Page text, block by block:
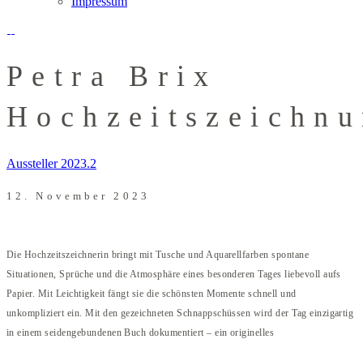
Petra Brix
Aussteller 2023.2
12. November 2023
Die Hochzeitszeichnerin bringt mit Tusche und Aquarellfarben spontane
Situationen, Sprüche und die Atmosphäre eines besonderen Tages liebevoll aufs
Papier. Mit Leichtigkeit fängt sie die schönsten Momente schnell und
unkompliziert ein. Mit den gezeichneten Schnappschüssen wird der Tag einzigartig
in einem seidengebundenen Buch dokumentiert – ein originelles